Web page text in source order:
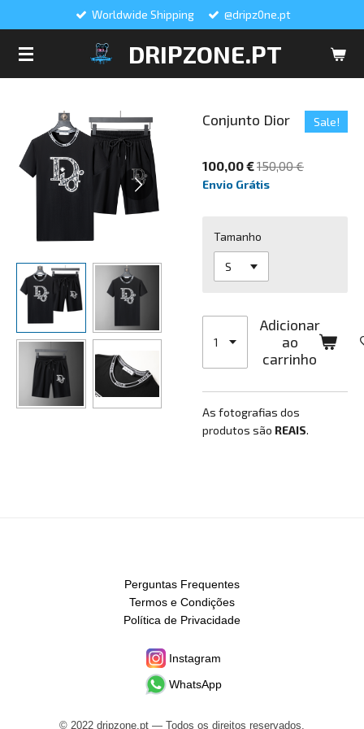
DRIPZONE.PT
Worldwide Shipping @dripz0ne.pt
Conjunto Dior Sale!
100,00 €150,00 €
Envio Grátis
Tamanho
Adicionar
ao
carrinho
As fotografias dos
produtos são REAIS.
Perguntas Frequentes
Termos e Condições
Política de Privacidade
Instagram
WhatsApp
© 2022 dripzone.pt — Todos os direitos reservados.